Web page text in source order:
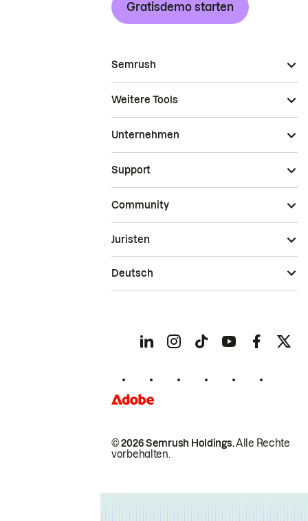
Gratisdemo starten
Semrush
Weitere Tools
Unternehmen
Support
Community
© 2026 Semrush Holdings.Alle Rechte
vorbehalten.
Juristen
Deutsch